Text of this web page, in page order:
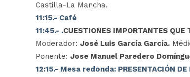
Castilla-La Mancha.
11:15.- Café
11:45.- .CUESTIONES IMPORTANTES QUE
Moderador: José Luis García García.
Ponente: Jose Manuel Paredero
12:15.- Mesa redonda: PRESENTACIÓN DE